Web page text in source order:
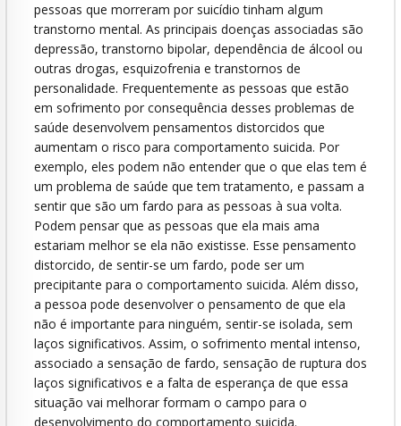
pessoas que morreram por suicídio tinham algum
transtorno mental. As principais doenças associadas são
depressão, transtorno bipolar, dependência de álcool ou
outras drogas, esquizofrenia e transtornos de
personalidade. Frequentemente as pessoas que estão
em sofrimento por consequência desses problemas de
saúde desenvolvem pensamentos distorcidos que
aumentam o risco para comportamento suicida. Por
exemplo, eles podem não entender que o que elas tem é
um problema de saúde que tem tratamento, e passam a
sentir que são um fardo para as pessoas à sua volta.
Podem pensar que as pessoas que ela mais ama
estariam melhor se ela não existisse. Esse pensamento
distorcido, de sentir-se um fardo, pode ser um
precipitante para o comportamento suicida. Além disso,
a pessoa pode desenvolver o pensamento de que ela
não é importante para ninguém, sentir-se isolada, sem
laços significativos. Assim, o sofrimento mental intenso,
associado a sensação de fardo, sensação de ruptura dos
laços significativos e a falta de esperança de que essa
situação vai melhorar formam o campo para o
desenvolvimento do comportamento suicida.